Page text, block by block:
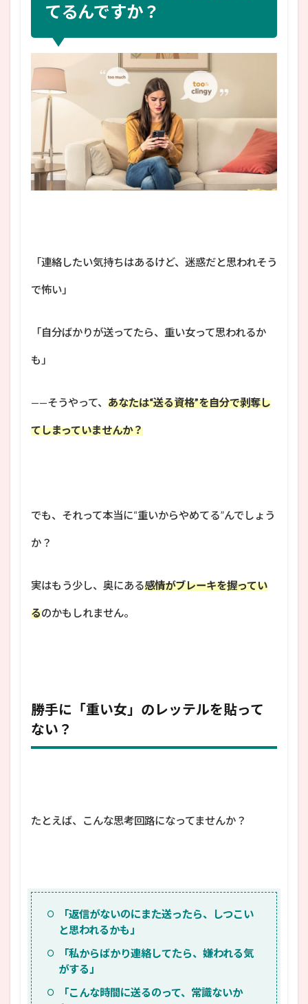
てるんですか？
「連絡したい気持ちはあるけど、迷惑だと思われそう
で怖い」
「自分ばかりが送ってたら、重い女って思われるか
も」
——そうやって、 あなたは“送る資格”を自分で剥奪し
てしまっていませんか？
でも、それって本当に“重いからやめてる”んでしょう
か？
実はもう少し、奥にある感情がブレーキを握ってい
るのかもしれません。
勝手に「重い女」のレッテルを貼って
ない？
たとえば、こんな思考回路になってませんか？
「返信がないのにまた送ったら、しつこい
と思われるかも」
「私からばかり連絡してたら、嫌われる気
がする」
「こんな時間に送るのって、常識ないか